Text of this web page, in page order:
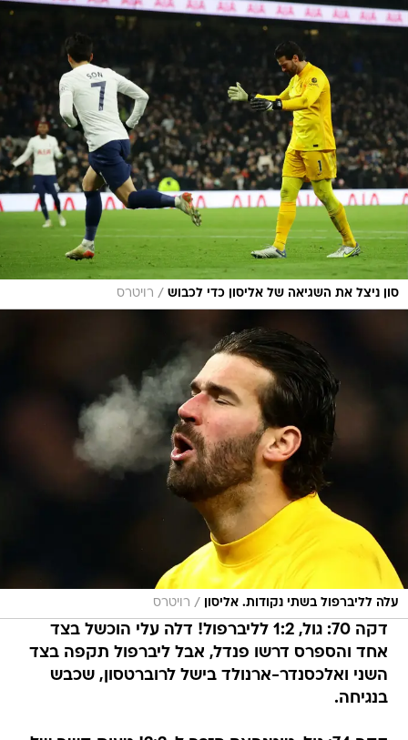
סון ניצל את השגיאה של אליסון כדי לכבוש / רויטרס
עלה לליברפול בשתי נקודות. אליסון / רויטרס
דקה 70: גול, 1:2 לליברפול! דלה עלי הוכשל בצד
אחד והספרס דרשו פנדל, אבל ליברפול תקפה בצד
השני ואלכסנדר-ארנולד בישל לרוברטסון, שכבש
בנגיחה.